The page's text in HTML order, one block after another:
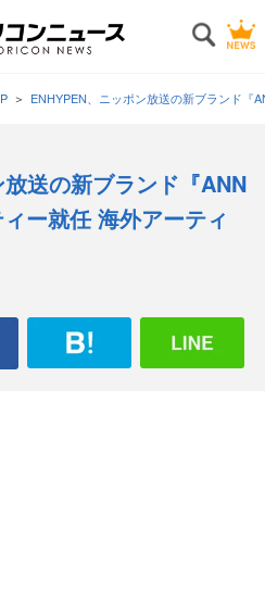
ENHYPEN、ニッポン放送の新ブランド『
送の新ブランド『ANN
ー就任 海外アーティ